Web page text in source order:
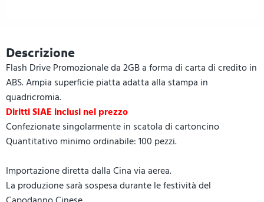
Descrizione
Flash Drive Promozionale da 2GB a forma di carta di credito in
ABS. Ampia superficie piatta adatta alla stampa in
quadricromia.
Diritti SIAE inclusi nel prezzo
Confezionate singolarmente in scatola di cartoncino
Quantitativo minimo ordinabile: 100 pezzi.
Importazione diretta dalla Cina via aerea.
La produzione sarà sospesa durante le festività del